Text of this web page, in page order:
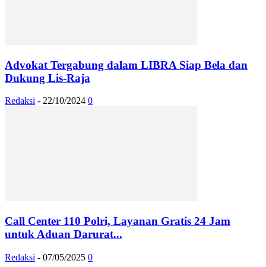
Advokat Tergabung dalam LIBRA Siap Bela dan
Dukung Lis-Raja
Redaksi - 22/10/2024 0
Call Center 110 Polri, Layanan Gratis 24 Jam
untuk Aduan Darurat...
Redaksi - 07/05/2025 0